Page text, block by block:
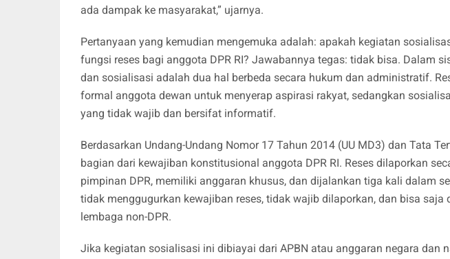
ada dampak ke masyarakat,” ujarnya.
Pertanyaan yang kemudian mengemuka adalah: apakah kegiatan
fungsi reses bagi anggota DPR RI? Jawabannya tegas: tidak bisa. Dalam
dan sosialisasi adalah dua hal berbeda secara hukum dan administratif.
formal anggota dewan untuk menyerap aspirasi rakyat, sedangkan
yang tidak wajib dan bersifat informatif.
Berdasarkan Undang-Undang Nomor 17 Tahun 2014 (UU MD3) dan Tata
bagian dari kewajiban konstitusional anggota DPR RI. Reses dilaporkan
pimpinan DPR, memiliki anggaran khusus, dan dijalankan tiga kali dalam
tidak menggugurkan kewajiban reses, tidak wajib dilaporkan, dan bisa
lembaga non-DPR.
Jika kegiatan sosialisasi ini dibiayai dari APBN atau anggaran negara dan